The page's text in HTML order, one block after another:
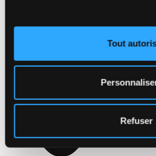
Tout
Refuser